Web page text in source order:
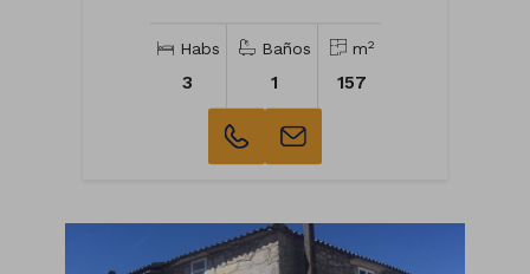
Habs
3
Baños
1
m2
157